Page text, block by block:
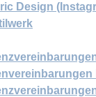
Design